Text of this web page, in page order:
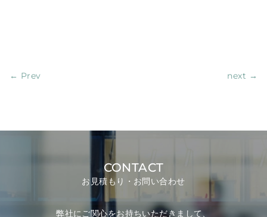
← Prev next →
CONTACT
お見積もり・お問い合わせ
弊社にご関心をお持ちいただきまして、